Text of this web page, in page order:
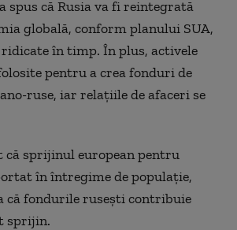
spus că Rusia va fi reintegrată
globală, conform planului SUA,
în timp. În plus, activele
pentru a crea fonduri de
ruse, iar relaţiile de afaceri se
că sprijinul european pentru
în întregime de populaţie,
că fondurile ruseşti contribuie
sprijin.